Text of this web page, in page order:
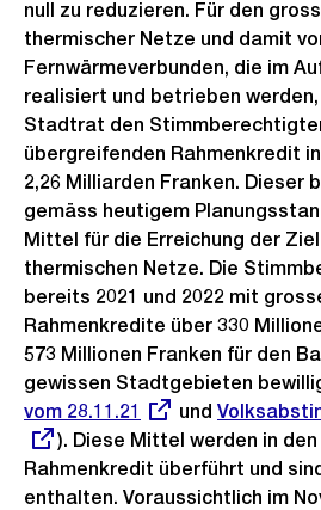
null zu reduzieren. Für den
thermischer Netze und damit
Fernwärmeverbunden, die im
realisiert und betrieben
Stadtrat den
übergreifenden Rahmenkredit
2,26 Milliarden Franken. Dieser
gemäss heutigem
Mittel für die Erreichung der
thermischen Netze. Die
bereits 2021 und 2022 mit
Rahmenkredite über 330
573 Millionen Franken für den
gewissen Stadtgebieten
vom 28.11.21
und Externer
Link:
). Diese Mittel werden in den
Rahmenkredit überführt und
enthalten. Voraussichtlich im